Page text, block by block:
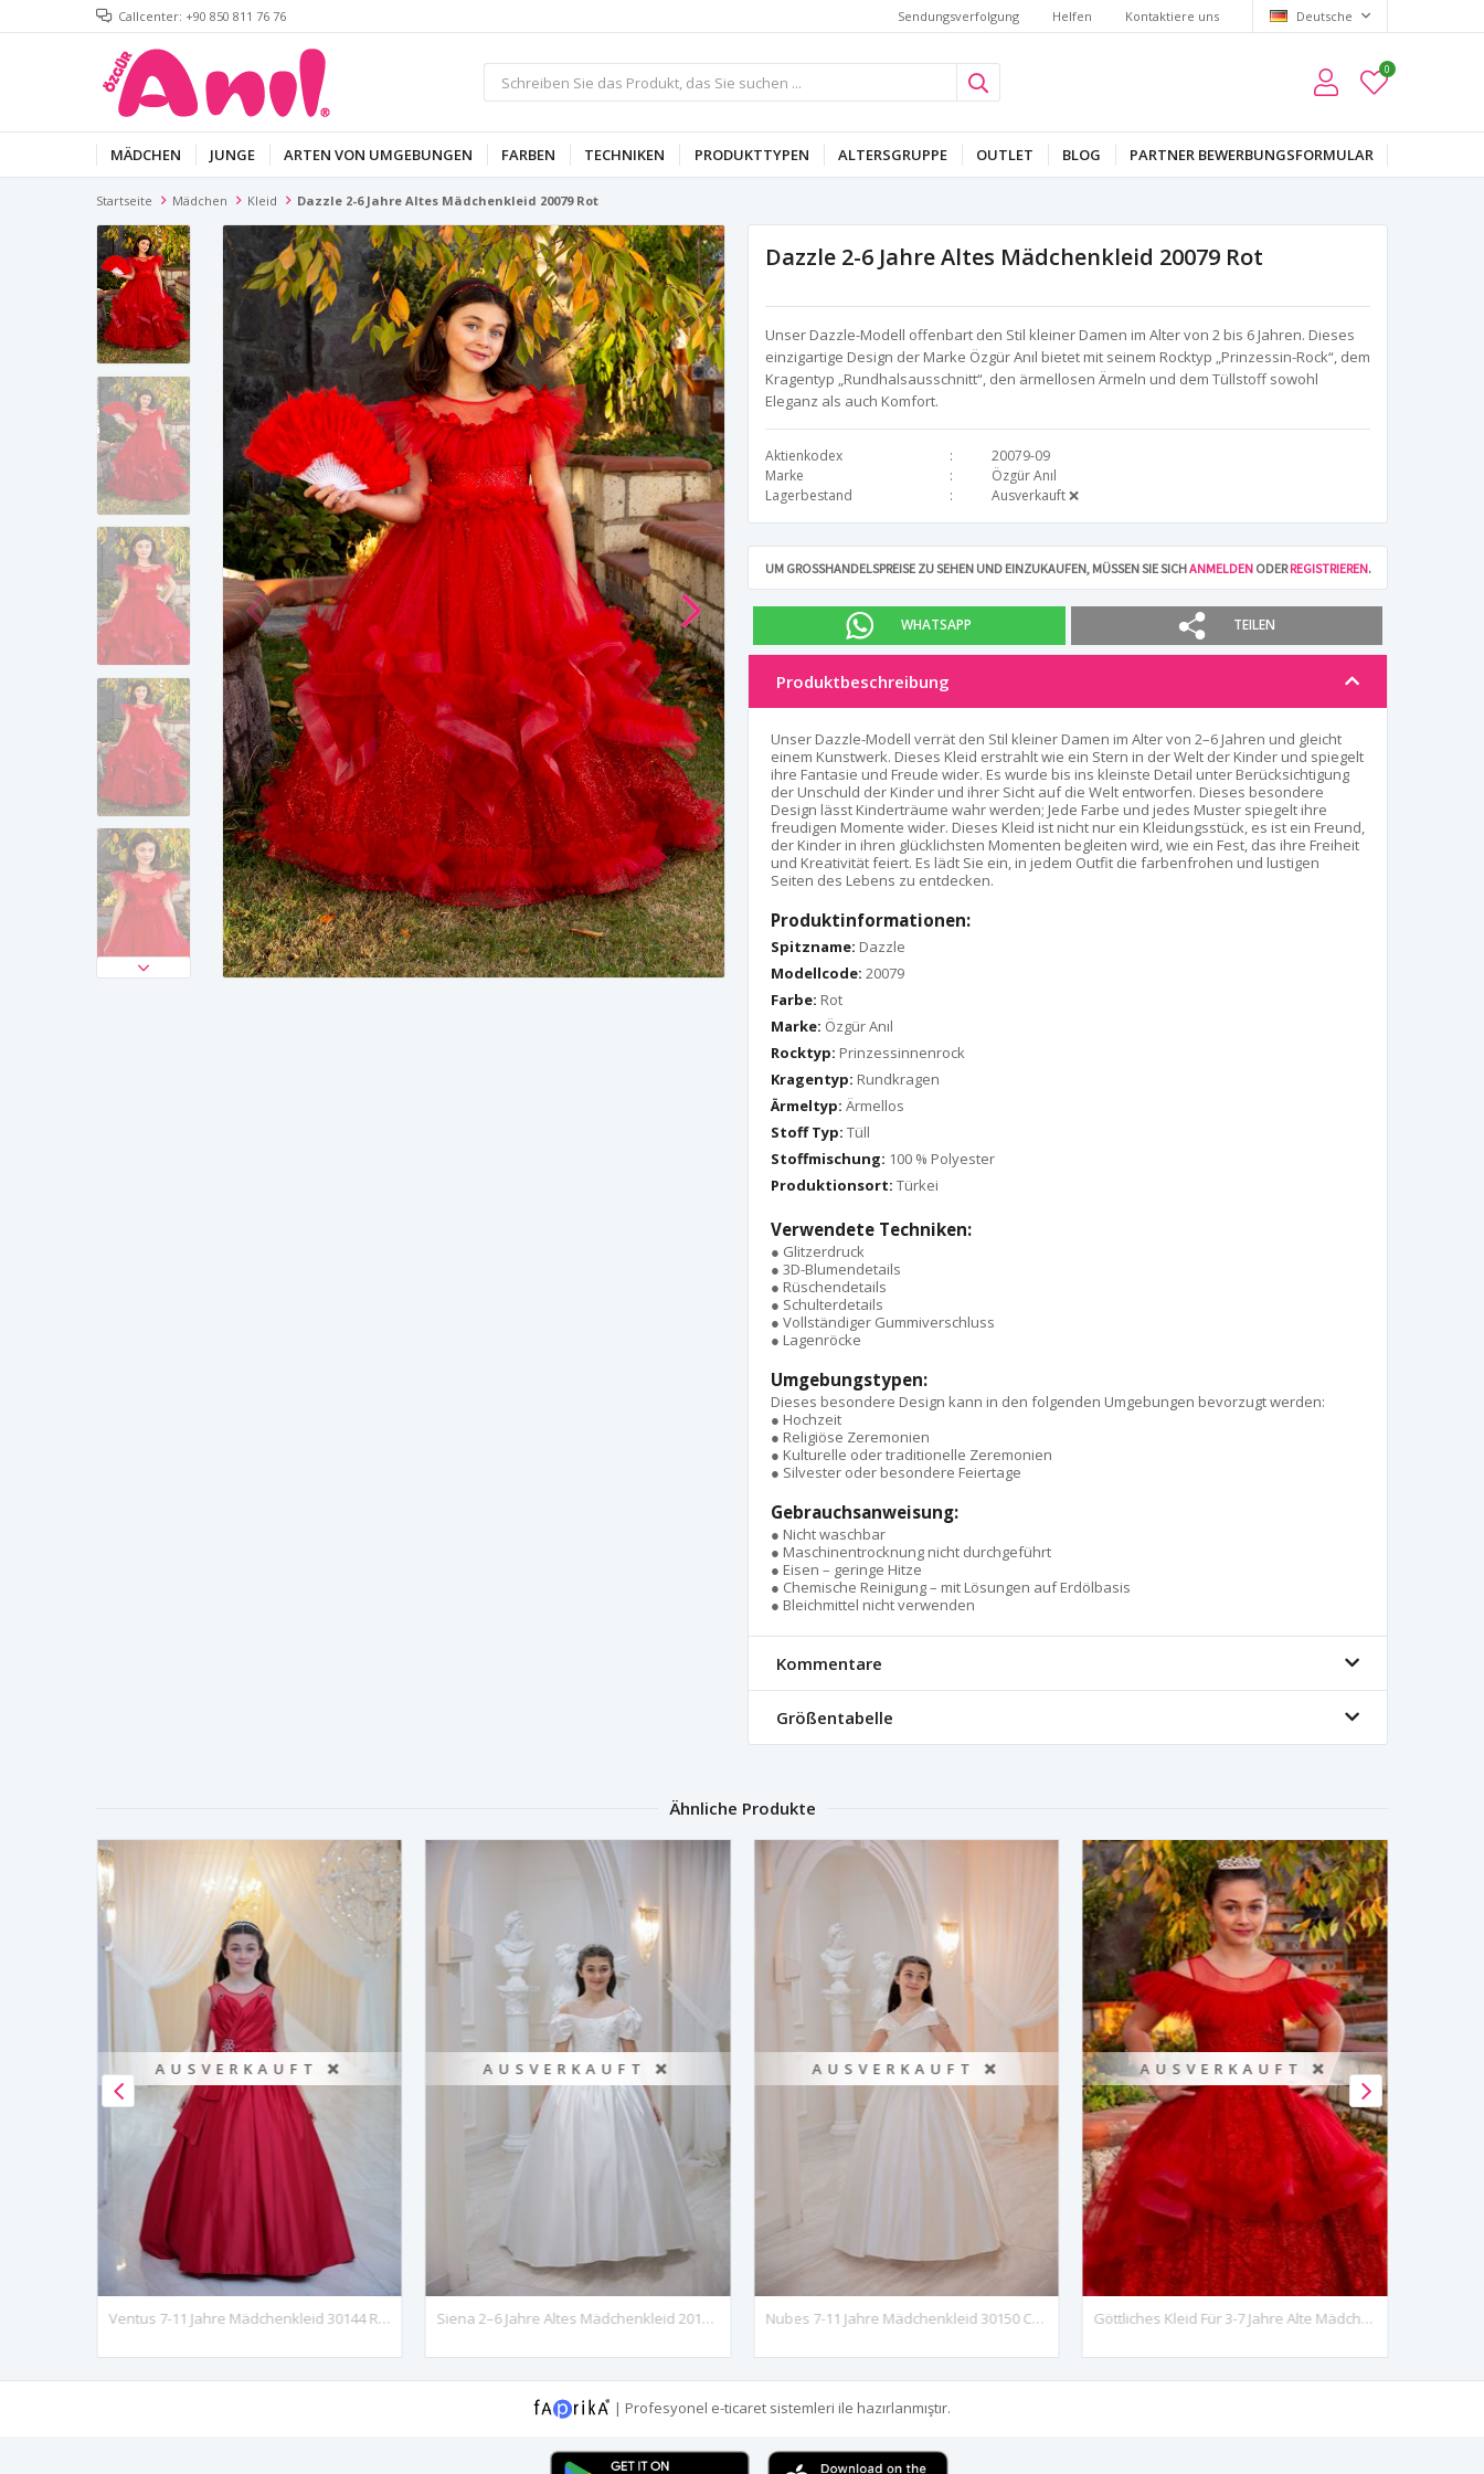
Callcenter: +90 850 811 76 76 Sendungsverfolgung Helfen Kontaktiere uns Deutsche
0
MÄDCHEN JUNGE ARTEN VON UMGEBUNGEN FARBEN TECHNIKEN PRODUKTTYPEN ALTERSGRUPPE OUTLET BLOG PARTNER BEWERBUNGSFORMULAR
Startseite Mädchen Kleid Dazzle 2-6 Jahre Altes Mädchenkleid 20079 Rot
Dazzle 2-6 Jahre Altes Mädchenkleid 20079 Rot
Unser Dazzle-Modell offenbart den Stil kleiner Damen im Alter von 2 bis 6 Jahren. Dieses
einzigartige Design der Marke Özgür Anıl bietet mit seinem Rocktyp „Prinzessin-Rock“, dem
Kragentyp „Rundhalsausschnitt“, den ärmellosen Ärmeln und dem Tüllstoff sowohl
Eleganz als auch Komfort.
Aktienkodex
20079-09
Marke
Özgür Anıl
Lagerbestand
Ausverkauft ❌
UM GROSSHANDELSPREISE ZU SEHEN UND EINZUKAUFEN, MÜSSEN SIE SICHANMELDENODERREGISTRIEREN.
WHATSAPP TEILEN
Produktbeschreibung
Unser Dazzle-Modell verrät den Stil kleiner Damen im Alter von 2–6 Jahren und gleicht
einem Kunstwerk. Dieses Kleid erstrahlt wie ein Stern in der Welt der Kinder und spiegelt
ihre Fantasie und Freude wider. Es wurde bis ins kleinste Detail unter Berücksichtigung
der Unschuld der Kinder und ihrer Sicht auf die Welt entworfen. Dieses besondere
Design lässt Kinderträume wahr werden; Jede Farbe und jedes Muster spiegelt ihre
freudigen Momente wider. Dieses Kleid ist nicht nur ein Kleidungsstück, es ist ein Freund,
der Kinder in ihren glücklichsten Momenten begleiten wird, wie ein Fest, das ihre Freiheit
und Kreativität feiert. Es lädt Sie ein, in jedem Outfit die farbenfrohen und lustigen
Seiten des Lebens zu entdecken.
Produktinformationen:
Spitzname: Dazzle
Modellcode: 20079
Farbe: Rot
Marke: Özgür Anıl
Rocktyp: Prinzessinnenrock
Kragentyp: Rundkragen
Ärmeltyp: Ärmellos
Stoff Typ: Tüll
Stoffmischung: 100 % Polyester
Produktionsort: Türkei
Verwendete Techniken:
● Glitzerdruck
● 3D-Blumendetails
● Rüschendetails
● Schulterdetails
● Vollständiger Gummiverschluss
● Lagenröcke
Umgebungstypen:
Dieses besondere Design kann in den folgenden Umgebungen bevorzugt werden:
● Hochzeit
● Religiöse Zeremonien
● Kulturelle oder traditionelle Zeremonien
● Silvester oder besondere Feiertage
Gebrauchsanweisung:
● Nicht waschbar
● Maschinentrocknung nicht durchgeführt
● Eisen – geringe Hitze
● Chemische Reinigung – mit Lösungen auf Erdölbasis
● Bleichmittel nicht verwenden
Kommentare
Größentabelle
Ähnliche Produkte
AUSVERKAUFT ❌
Ventus 7-11 Jahre Mädchenkleid 30144 Rot
AUSVERKAUFT ❌
Siena 2–6 Jahre Altes Mädchenkleid 20114, Gebrochenes Weiß
AUSVERKAUFT ❌
Nubes 7-11 Jahre Mädchenkleid 30150 Cremeweiß
AUSVERKAUFT ❌
Göttliches Kleid Für 3-7 Jahre Alte Mädchen, 20082, Rot
| Profesyonel e-ticaret sistemleri ile hazırlanmıştır.